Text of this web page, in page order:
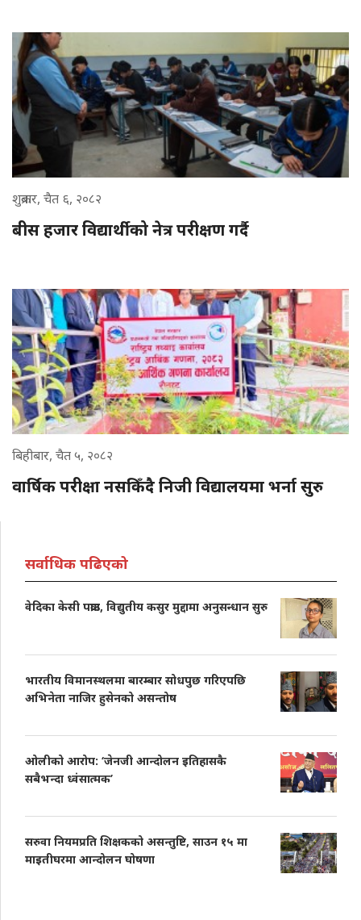
शुक्रबार, चैत ६, २०८२
बीस हजार विद्यार्थीको नेत्र परीक्षण गर्दै
बिहीबार, चैत ५, २०८२
वार्षिक परीक्षा नसकिँदै निजी विद्यालयमा भर्ना सुरु
सर्वाधिक पढिएको
वेदिका केसी पक्राउ, विद्युतीय कसुर मुद्दामा अनुसन्धान सुरु
भारतीय विमानस्थलमा बारम्बार सोधपुछ गरिएपछि
अभिनेता नाजिर हुसेनको असन्तोष
ओलीको आरोप: ‘जेनजी आन्दोलन इतिहासकै
सबैभन्दा ध्वंसात्मक’
सरुवा नियमप्रति शिक्षकको असन्तुष्टि, साउन १५ मा
माइतीघरमा आन्दोलन घोषणा